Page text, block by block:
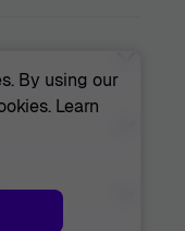
Belgium
en 18:00 uur
By using our
Learn